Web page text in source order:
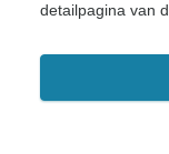
detailpagina van